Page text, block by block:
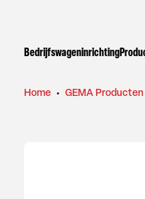
Bedrijfswageninrichting
Home • GEMA Producten